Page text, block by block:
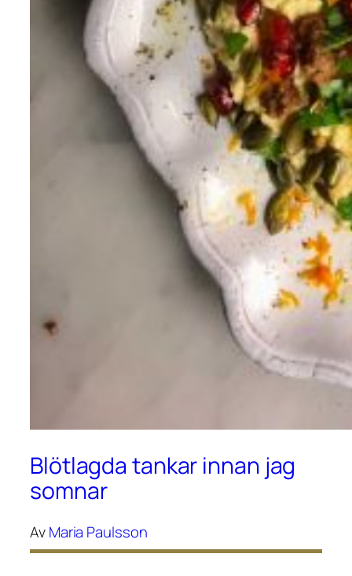
Blötlagda tankar innan jag
somnar
AvMaria Paulsson